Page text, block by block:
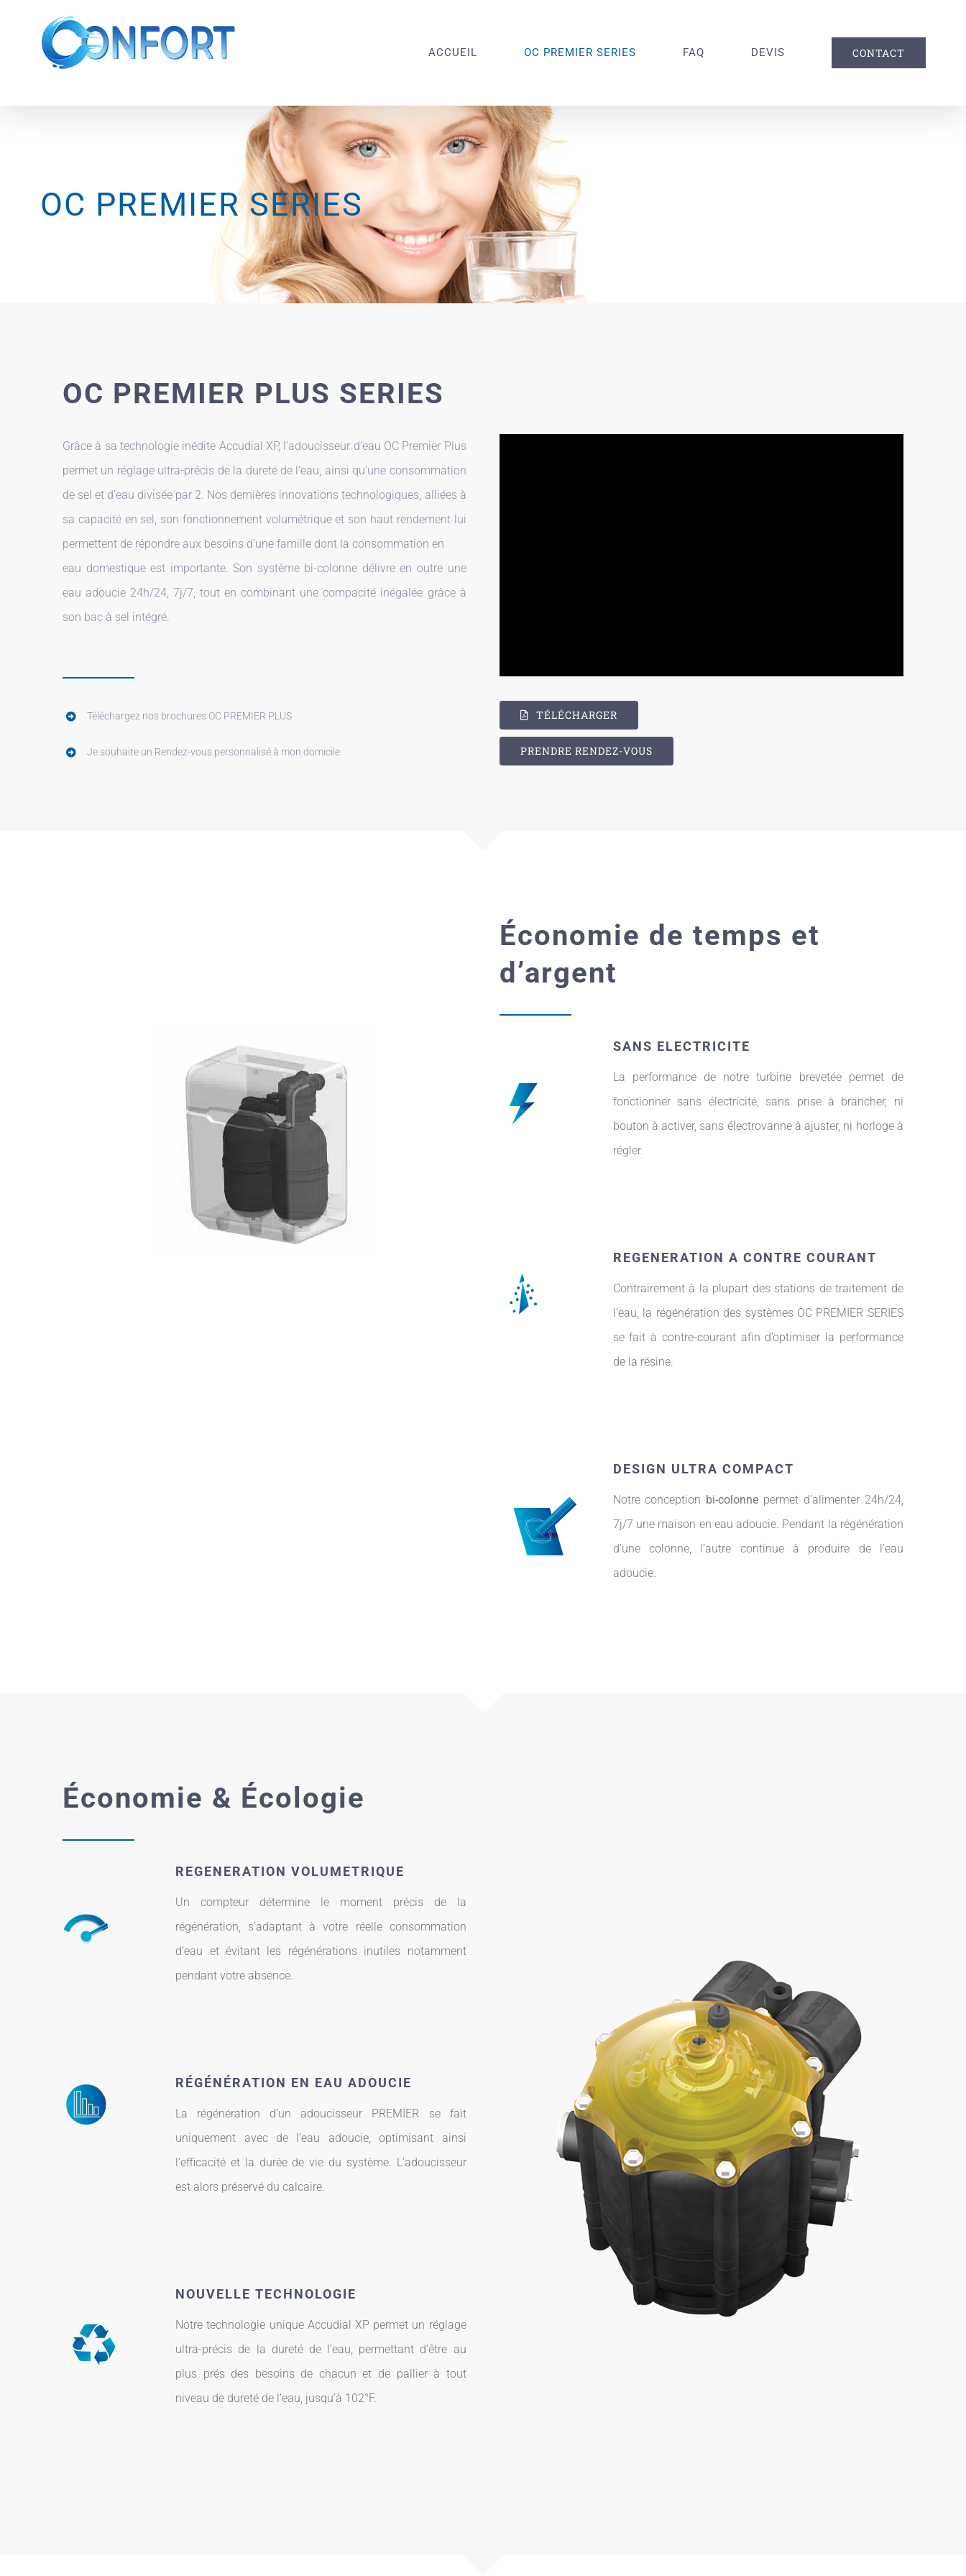
ACCUEIL OC PREMIER SERIES FAQ DEVIS CONTACT
OC PREMIER SERIES
OC PREMIER PLUS SERIES
Grâce à sa technologie inédite Accudial XP, l’adoucisseur d’eau OC Premier Plus
permet un réglage ultra-précis de la dureté de l’eau, ainsi qu’une consommation
de sel et d’eau divisée par 2. Nos dernières innovations technologiques, alliées à
sa capacité en sel, son fonctionnement volumétrique et son haut rendement lui
permettent de répondre aux besoins d’une famille dont la consommation en
eau domestique est importante. Son système bi-colonne délivre en outre une
eau adoucie 24h/24, 7j/7, tout en combinant une compacité inégalée grâce à
son bac à sel intégré.
Téléchargez nos brochures OC PREMIER PLUS TÉLÉCHARGER
Je souhaite un Rendez-vous personnalisé à mon domicile. PRENDRE RENDEZ-VOUS
Économie de temps et
d’argent
SANS ELECTRICITE
La performance de notre turbine brevetée permet de
fonctionner sans électricité, sans prise à brancher, ni
bouton à activer, sans électrovanne à ajuster, ni horloge à
régler.
REGENERATION A CONTRE COURANT
Contrairement à la plupart des stations de traitement de
l’eau, la régénération des systèmes OC PREMIER SERIES
se fait à contre-courant afin d’optimiser la performance
de la résine.
DESIGN ULTRA COMPACT
Notre conception bi-colonne permet d’alimenter 24h/24,
7j/7 une maison en eau adoucie. Pendant la régénération
d’une colonne, l’autre continue à produire de l’eau
adoucie.
Économie & Écologie
REGENERATION VOLUMETRIQUE
Un compteur détermine le moment précis de la
régénération, s’adaptant à votre réelle consommation
d’eau et évitant les régénérations inutiles notamment
pendant votre absence.
RÉGÉNÉRATION EN EAU ADOUCIE
La régénération d’un adoucisseur PREMIER se fait
uniquement avec de l’eau adoucie, optimisant ainsi
l’efficacité et la durée de vie du système. L’adoucisseur
est alors préservé du calcaire.
NOUVELLE TECHNOLOGIE
Notre technologie unique Accudial XP permet un réglage
ultra-précis de la dureté de l’eau, permettant d’être au
plus prés des besoins de chacun et de pallier à tout
niveau de dureté de l’eau, jusqu’à 102°F.